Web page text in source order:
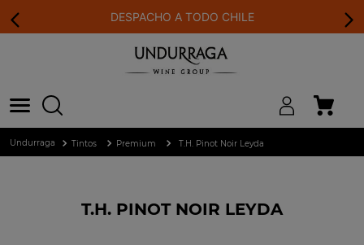
DESPACHO A TODO CHILE
Tintos Premium T.H. Pinot Noir Leyda
T.H. PINOT NOIR LEYDA